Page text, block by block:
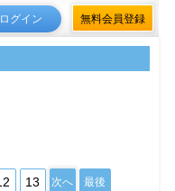
ログイン 無料会員登録
13 次へ 最後